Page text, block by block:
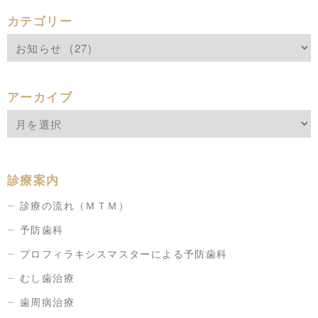
カテゴリー
アーカイブ
診療案内
診療の流れ（ＭＴＭ）
予防歯科
プロフィラキシスマスターによる予防歯科
むし歯治療
歯周病治療